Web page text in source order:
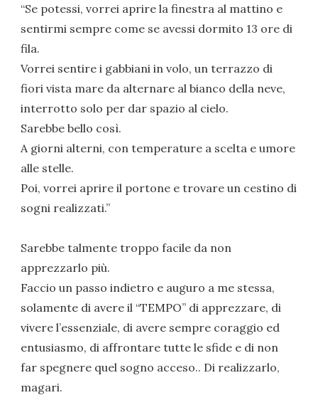
“Se potessi, vorrei aprire la finestra al mattino e
sentirmi sempre come se avessi dormito 13 ore di
fila.
Vorrei sentire i gabbiani in volo, un terrazzo di
fiori vista mare da alternare al bianco della neve,
interrotto solo per dar spazio al cielo.
Sarebbe bello così.
A giorni alterni, con temperature a scelta e umore
alle stelle.
Poi, vorrei aprire il portone e trovare un cestino di
sogni realizzati.”
Sarebbe talmente troppo facile da non
apprezzarlo più.
Faccio un passo indietro e auguro a me stessa,
solamente di avere il “TEMPO” di apprezzare, di
vivere l’essenziale, di avere sempre coraggio ed
entusiasmo, di affrontare tutte le sfide e di non
far spegnere quel sogno acceso.. Di realizzarlo,
magari.